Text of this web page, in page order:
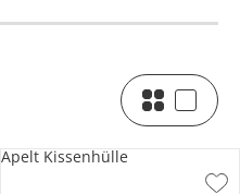
Apelt Kissenhülle